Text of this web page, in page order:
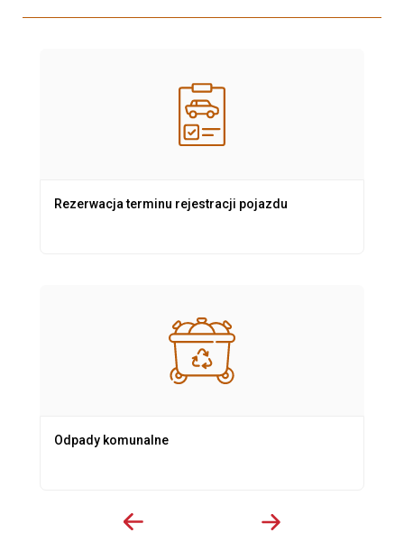
Rezerwacja terminu rejestracji pojazdu
Odpady komunalne